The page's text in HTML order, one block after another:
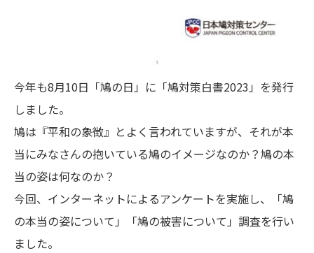
今年も8月10日「鳩の日」に「鳩対策白書2023」を発行
しました。
鳩は『平和の象徴』とよく言われていますが、それが本
当にみなさんの抱いている鳩のイメージなのか？鳩の本
当の姿は何なのか？
今回、インターネットによるアンケートを実施し、「鳩
の本当の姿について」「鳩の被害について」調査を行い
ました。